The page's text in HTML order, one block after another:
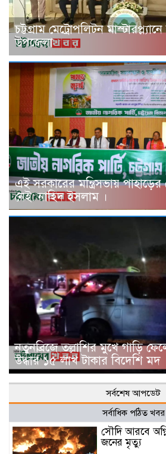
চট্টগ্রাম মেট্রোপলিটন
উপজেলা
এই সরকারের মন্ত্রিসভায় পাহাড়ের
নেই: নাহিদ ইসলাম ।
নতুনব্রিজে তল্লাশির মুখে গাড়ি
উদ্ধার ১৫ লাখ টাকার বিদেশি মদ
সর্বশেষ আপডেট
সর্বাধিক পঠিত খবর
সৌদি আরবে
জনের মৃত্যু